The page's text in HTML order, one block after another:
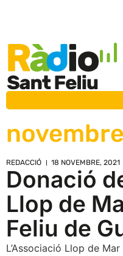
REDACCIÓ 18 NOVEMBRE, 2021
Donació
Llop de
Feliu de
L’Associació Llop de